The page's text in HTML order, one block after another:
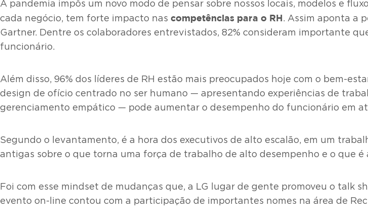
A pandemia impôs um novo modo de pensar sobre nossos locais, modelos e
cada negócio, tem forte impacto nas competências para o RH. Assim aponta a
Gartner. Dentre os colaboradores entrevistados, 82% consideram importante
funcionário.
Além disso, 96% dos líderes de RH estão mais preocupados hoje com o bem-
design de ofício centrado no ser humano — apresentando experiências de
gerenciamento empático — pode aumentar o desempenho do funcionário em
Segundo o levantamento, é a hora dos executivos de alto escalão, em um
antigas sobre o que torna uma força de trabalho de alto desempenho e o que
Foi com esse mindset de mudanças que, a LG lugar de gente promoveu o talk
evento on-line contou com a participação de importantes nomes na área de